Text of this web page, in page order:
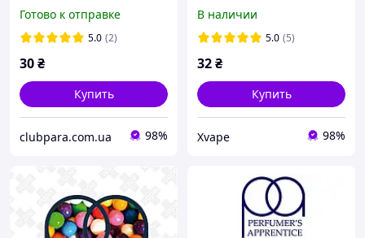
Готово к отправке
5.0 (2)
30₴
Купить
clubpara.com.ua 98%
мл
В наличии
5.0 (5)
32₴
Купить
Xvape 98%